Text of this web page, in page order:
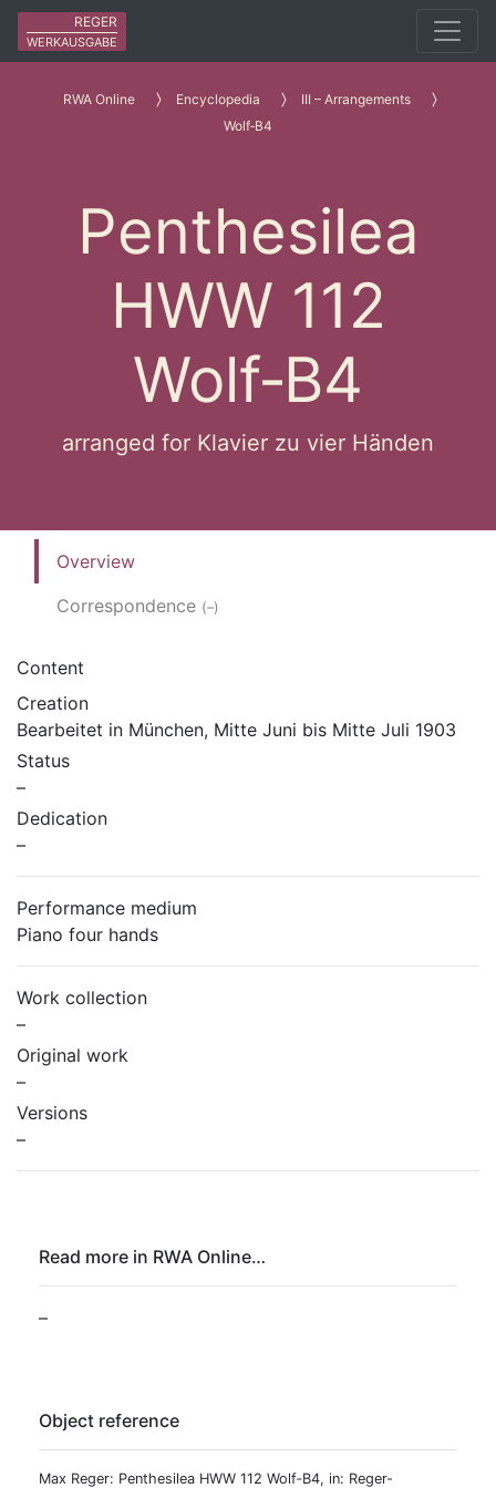
REGER
WERKAUSGABE
RWA Online Encyclopedia
III – Arrangements
Wolf‑B4
Penthesilea
HWW 112
Wolf‑B4
arranged for Klavier zu vier Händen
Overview
Correspondence (–)
Content
Creation
Bearbeitet in München, Mitte Juni bis Mitte Juli 1903
Status
–
Dedication
–
Performance medium
Piano four hands
Work collection
–
Original work
–
Versions
–
Read more in RWA Online…
–
Object reference
Max Reger: Penthesilea HWW 112 Wolf‑B4, in: Reger-